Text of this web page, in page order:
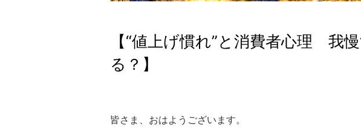
【“値上げ慣れ”と消費者心理 我
る？】
皆さま、おはようございます。